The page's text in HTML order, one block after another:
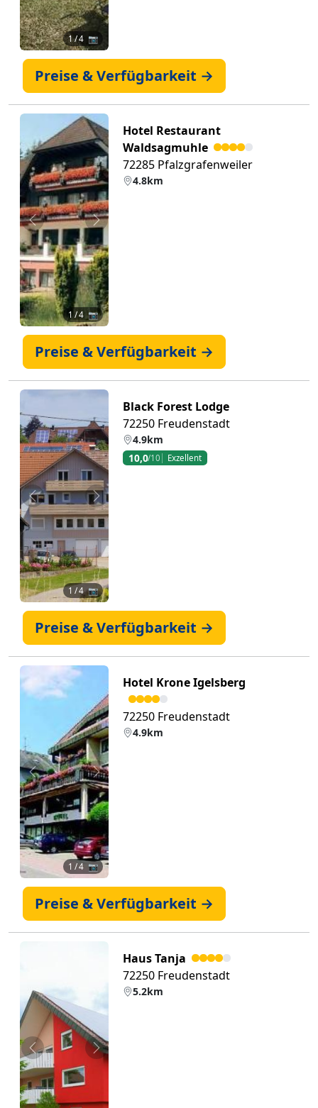
1/ 4 📷
Preise & Verfügbarkeit →
Zurück Weiter
1/ 4 📷
Hotel Restaurant
Waldsagmuhle
72285 Pfalzgrafenweiler
4.8km
Preise & Verfügbarkeit →
Zurück Weiter
1 / 4 📷
Black Forest Lodge
72250 Freudenstadt
4.9km
10,0/10 Exzellent
Preise & Verfügbarkeit →
Zurück Weiter
1 / 4 📷
Hotel Krone Igelsberg
72250 Freudenstadt
4.9km
Preise & Verfügbarkeit →
Zurück Weiter
Haus Tanja
72250 Freudenstadt
5.2km